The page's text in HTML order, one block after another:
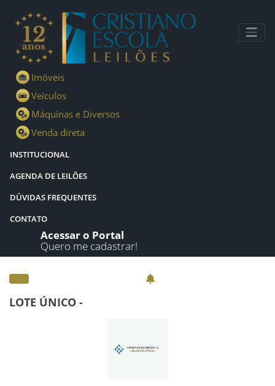
Imóveis
Veículos
Máquinas e Diversos
Venda direta
INSTITUCIONAL
AGENDA DE LEILÕES
DÚVIDAS FREQUENTES
CONTATO
Acessar o Portal
Quero me cadastrar!
LOTE ÚNICO -